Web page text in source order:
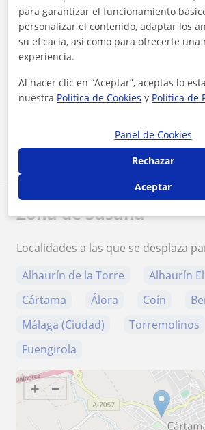
¿Quieres saber más de
Datos verificados
Ver perfil
Zona de Susana
Localidades a las que se desplaza
Alhaurín de la Torre
Alhaurín
Cártama
Álora Coín
Málaga (Ciudad)
Torremolinos
Fuengirola
+ −
para garantizar el funcionamiento
personalizar el contenido, adaptar los
su eficacia, así como para ofrecerte una
experiencia.
Al hacer clic en “Aceptar”, aceptas lo
nuestra Política de Cookies y Política de
Panel de Cookies
Rechazar
Aceptar